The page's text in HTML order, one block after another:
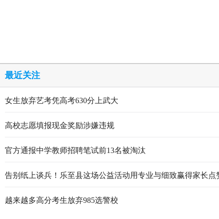
最近关注
女生放弃艺考凭高考630分上武大
高校志愿填报现金奖励涉嫌违规
官方通报中学教师招聘笔试前13名被淘汰
告别纸上谈兵！乐至县这场公益活动用专业与细致赢得家长点
越来越多高分考生放弃985选警校